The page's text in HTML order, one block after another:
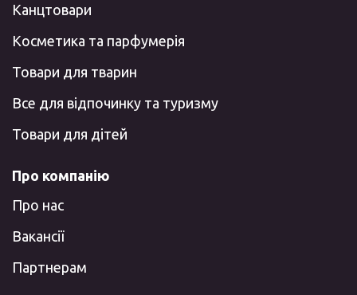
Канцтовари
Косметика та парфумерія
Товари для тварин
Все для відпочинку та туризму
Товари для дітей
Про компанію
Про нас
Вакансії
Партнерам